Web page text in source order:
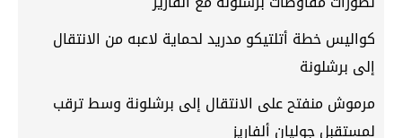
كواليس خطة أتلتيكو مدريد لحماية لاعبه من الانتقال
إلى برشلونة
مرموش منفتح على الانتقال إلى برشلونة وسط ترقب
لمستقبل جوليان ألفاريز